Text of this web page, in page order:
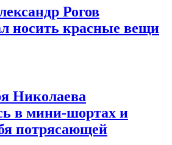
Рогов
носить красные вещи
Николаева
в мини-шортах и
потрясающей